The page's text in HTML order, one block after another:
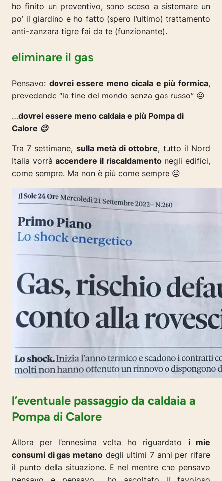
ho finito un preventivo, sono sceso a sistemare un
po’ il giardino e ho fatto (spero l’ultimo) trattamento
anti-zanzara tigre fai da te (funzionante).
eliminare il gas
Pensavo: dovrei essere meno cicala e più formica,
prevedendo “la fine del mondo senza gas russo” 😐
…dovrei essere meno caldaia e più Pompa di
Calore 😉
Tra 7 settimane, sulla metà di ottobre, tutto il Nord
Italia vorrà accendere il riscaldamento negli edifici,
come sempre. Ma non è più come sempre 😐
l’eventuale passaggio da caldaia a
Pompa di Calore
Allora per l’ennesima volta ho riguardato i mie
consumi di gas metano degli ultimi 7 anni per rifare
il punto della situazione. E nel mentre che pensavo